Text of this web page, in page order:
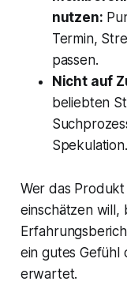
nutzen:
Termin,
passen.
Nicht auf
beliebten
Spekulation.
Wer das
einschätzen will,
ein gutes Gefühl
erwartet.